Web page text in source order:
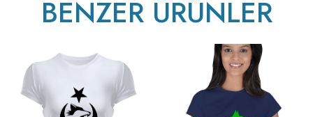
BENZER ÜRÜNLER